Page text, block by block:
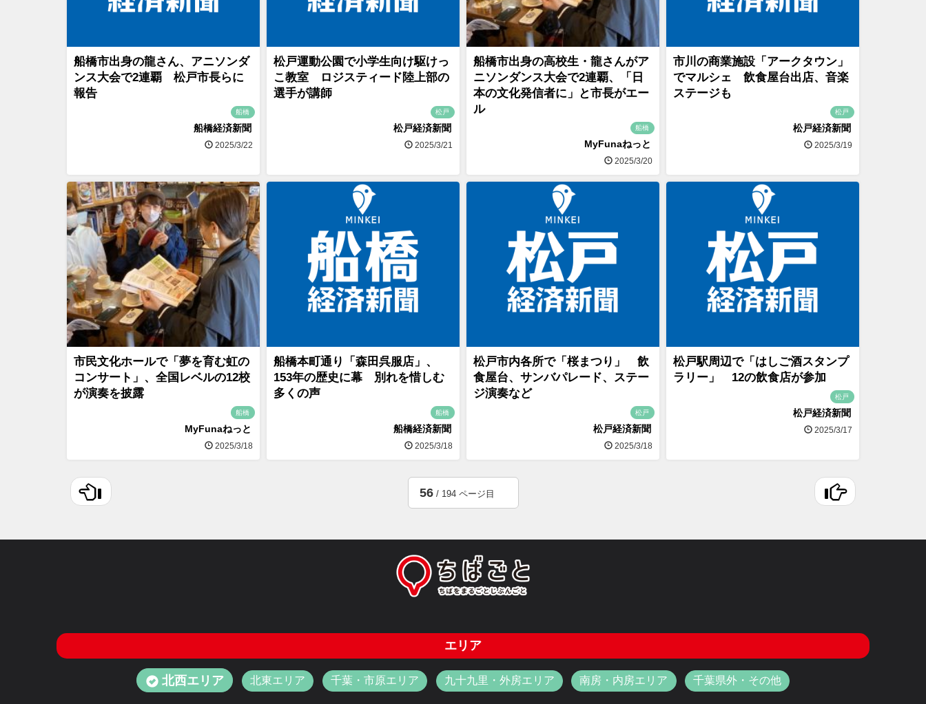
船橋市出身の龍さん、アニソンダ
ンス大会で2連覇 松戸市長らに
報告
船橋
船橋経済新聞
2025/3/22
松戸運動公園で小学生向け駆けっ
こ教室 ロジスティード陸上部の
選手が講師
松戸
松戸経済新聞
2025/3/21
船橋市出身の高校生・龍さんがア
ニソンダンス大会で2連覇、「日
本の文化発信者に」と市長がエー
ル
船橋
MyFunaねっと
2025/3/20
市川の商業施設「アークタウン」
でマルシェ 飲食屋台出店、音楽
ステージも
松戸
松戸経済新聞
2025/3/19
市民文化ホールで「夢を育む虹の
コンサート」、全国レベルの12校
が演奏を披露
船橋
MyFunaねっと
2025/3/18
船橋本町通り「森田呉服店」、
153年の歴史に幕 別れを惜しむ
多くの声
船橋
船橋経済新聞
2025/3/18
松戸市内各所で「桜まつり」 飲
食屋台、サンバパレード、ステー
ジ演奏など
松戸
松戸経済新聞
2025/3/18
松戸駅周辺で「はしご酒スタンプ
ラリー」 12の飲食店が参加
松戸
松戸経済新聞
2025/3/17
56/ 194 ページ目
エリア
北西エリア 北東エリア 千葉・市原エリア 九十九里・外房エリア 南房・内房エリア 千葉県外・その他